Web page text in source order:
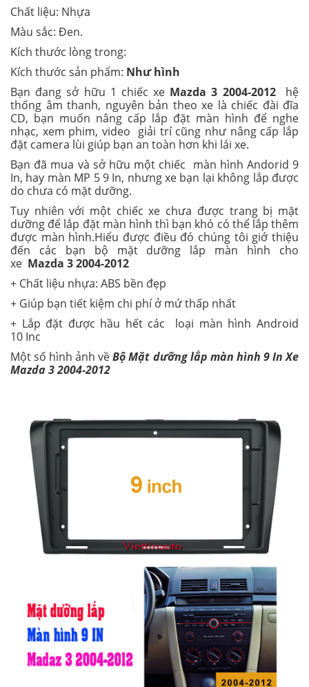
Chất liệu: Nhựa
Màu sắc: Đen.
Kích thước lòng trong:
Kích thước sản phẩm: Như hình
Bạn đang sở hữu 1 chiếc xe Mazda 3 2004-2012
hệ
thống âm thanh, nguyên bản theo xe là chiếc đài đĩa
CD, bạn muốn nâng cấp lắp đặt màn hình để nghe
nhạc, xem phim, video giải trí cũng như nâng cấp lắp
đặt camera lùi giúp bạn an toàn hơn khi lái xe.
Bạn đã mua và sở hữu một chiếc màn hình Andorid 9
In, hay màn MP 5 9 In, nhưng xe bạn lại không lắp được
do chưa có mặt dưỡng.
Tuy nhiên với một chiếc xe chưa được trang bị mặt
dưỡng để lắp đặt màn hình thì bạn khó có thể lắp thêm
được màn hình.Hiểu được điều đó chúng tôi giớ thiệu
đến các bạn bộ mặt dưỡng lắp màn hình cho
xe Mazda 3 2004-2012
+ Chất liệu nhựa: ABS bền đẹp
+ Giúp bạn tiết kiệm chi phí ở mứ thấp nhất
+ Lắp đặt được hầu hết các loại màn hình Android
10 Inc
Một số hình ảnh vềBộ Mặt dưỡng lắp màn hình 9 In Xe
Mazda 3 2004-2012